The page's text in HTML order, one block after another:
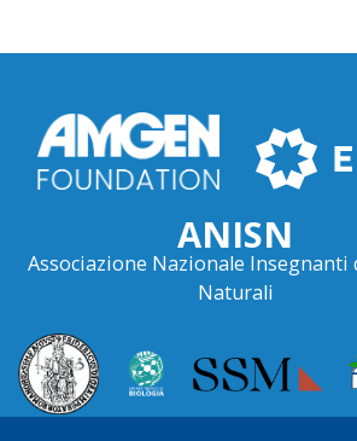
ANISN
Associazione Nazionale Insegnanti
Naturali